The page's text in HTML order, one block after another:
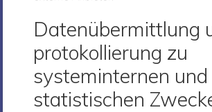
Datenübermittlung
protokollierung zu
systeminternen und
statistischen